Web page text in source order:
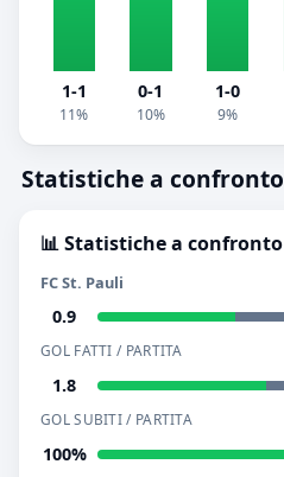
1-1
11%
0-1
10%
1-0
9%
Statistiche a confronto
📊 Statistiche a confronto
FC St. Pauli
0.9
GOL FATTI / PARTITA
1.8
GOL SUBITI / PARTITA
100%